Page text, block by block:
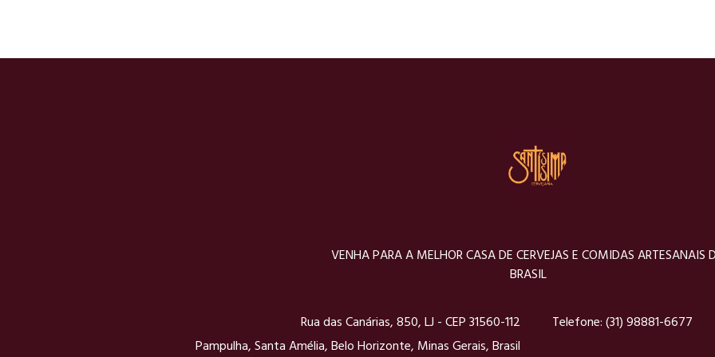
VENHA PARA A MELHOR CASA DE CERVEJAS E COMIDAS ARTESANAIS
BRASIL
Telefone:(31) 98881-6677
Rua das Canárias, 850, LJ - CEP 31560-112
Pampulha, Santa Amélia, Belo Horizonte, Minas Gerais, Brasil